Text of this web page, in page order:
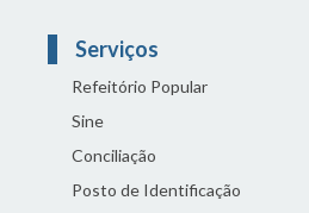
Serviços
Refeitório Popular
Sine
Conciliação
Posto de Identificação